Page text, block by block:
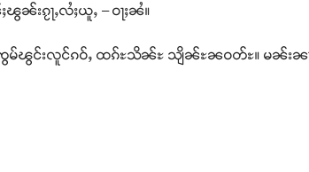
ၼ်းၵႂႃႇလႆႈယူႇ – ဝႃႈၼႆ။
ၽွင်းလူင်ၵဝ်ႇ ထၵ်ႊသိၼ်ႊ သျိၼ်ႊၼဝတ်ႊ။ မၼ်း